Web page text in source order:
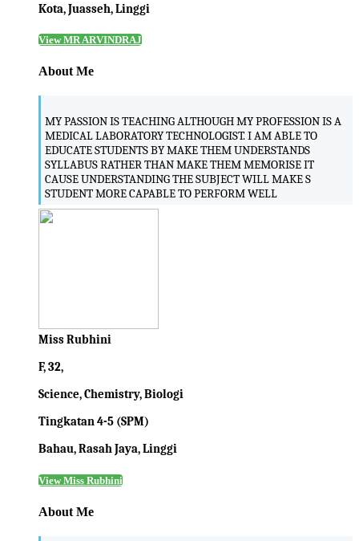
Kota, Juasseh, Linggi
View MR ARVINDRAJ
About Me
MY PASSION IS TEACHING ALTHOUGH MY PROFESSION IS A
MEDICAL LABORATORY TECHNOLOGIST. I AM ABLE TO
EDUCATE STUDENTS BY MAKE THEM UNDERSTANDS
SYLLABUS RATHER THAN MAKE THEM MEMORISE IT
CAUSE UNDERSTANDING THE SUBJECT WILL MAKE S
STUDENT MORE CAPABLE TO PERFORM WELL
Miss Rubhini
F, 32,
Science, Chemistry, Biologi
Tingkatan 4-5 (SPM)
Bahau, Rasah Jaya, Linggi
View Miss Rubhini
About Me